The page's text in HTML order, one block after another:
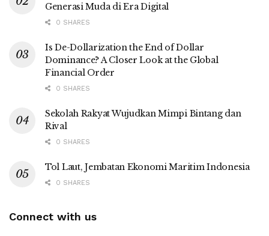
Generasi Muda di Era Digital
0 SHARES
Is De-Dollarization the End of Dollar
Dominance? A Closer Look at the Global
Financial Order
0 SHARES
Sekolah Rakyat Wujudkan Mimpi Bintang dan
Rival
0 SHARES
Tol Laut, Jembatan Ekonomi Maritim Indonesia
0 SHARES
Connect with us